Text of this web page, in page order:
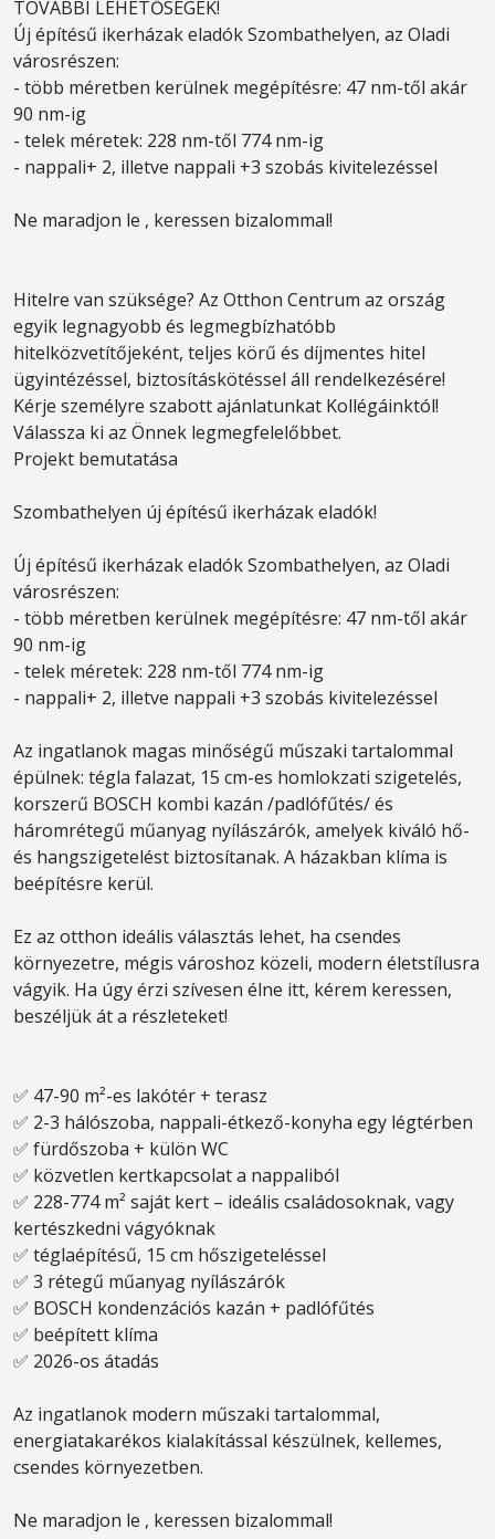
TOVÁBBI LEHETŐSÉGEK!
Új építésű ikerházak eladók Szombathelyen, az Oladi
városrészen:
- több méretben kerülnek megépítésre: 47 nm-től akár
90 nm-ig
- telek méretek: 228 nm-től 774 nm-ig
- nappali+ 2, illetve nappali +3 szobás kivitelezéssel
Ne maradjon le , keressen bizalommal!
Hitelre van szüksége? Az Otthon Centrum az ország
egyik legnagyobb és legmegbízhatóbb
hitelközvetítőjeként, teljes körű és díjmentes hitel
ügyintézéssel, biztosításkötéssel áll rendelkezésére!
Kérje személyre szabott ajánlatunkat Kollégáinktól!
Válassza ki az Önnek legmegfelelőbbet.
Projekt bemutatása
Szombathelyen új építésű ikerházak eladók!
Új építésű ikerházak eladók Szombathelyen, az Oladi
városrészen:
- több méretben kerülnek megépítésre: 47 nm-től akár
90 nm-ig
- telek méretek: 228 nm-től 774 nm-ig
- nappali+ 2, illetve nappali +3 szobás kivitelezéssel
Az ingatlanok magas minőségű műszaki tartalommal
épülnek: tégla falazat, 15 cm-es homlokzati szigetelés,
korszerű BOSCH kombi kazán /padlófűtés/ és
háromrétegű műanyag nyílászárók, amelyek kiváló hő-
és hangszigetelést biztosítanak. A házakban klíma is
beépítésre kerül.
Ez az otthon ideális választás lehet, ha csendes
környezetre, mégis városhoz közeli, modern életstílusra
vágyik. Ha úgy érzi szívesen élne itt, kérem keressen,
beszéljük át a részleteket!
✅ 47-90 m²-es lakótér + terasz
✅ 2-3 hálószoba, nappali-étkező-konyha egy légtérben
✅ fürdőszoba + külön WC
✅ közvetlen kertkapcsolat a nappaliból
✅ 228-774 m² saját kert – ideális családosoknak, vagy
kertészkedni vágyóknak
✅ téglaépítésű, 15 cm hőszigeteléssel
✅ 3 rétegű műanyag nyílászárók
✅ BOSCH kondenzációs kazán + padlófűtés
✅ beépített klíma
✅ 2026-os átadás
Az ingatlanok modern műszaki tartalommal,
energiatakarékos kialakítással készülnek, kellemes,
csendes környezetben.
Ne maradjon le , keressen bizalommal!